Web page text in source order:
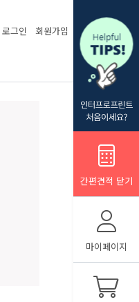
로그인 회원가입
간편견적 닫기
마이페이지